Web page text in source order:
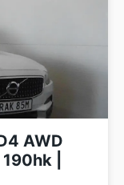
AWD
|